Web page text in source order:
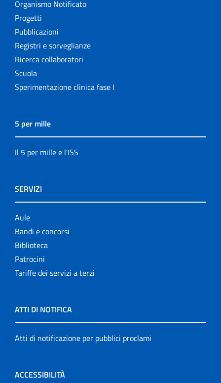
Organismo Notificato
Progetti
Pubblicazioni
Registri e sorveglianze
Ricerca collaboratori
Scuola
Sperimentazione clinica fase I
5 per mille
Il 5 per mille e l'ISS
SERVIZI
Aule
Bandi e concorsi
Biblioteca
Patrocini
Tariffe dei servizi a terzi
ATTI DI NOTIFICA
Atti di notificazione per pubblici proclami
ACCESSIBILITÀ